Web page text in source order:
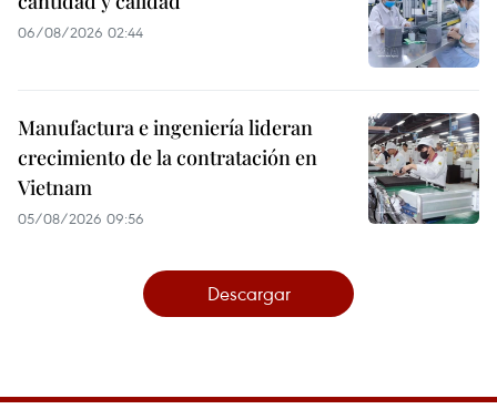
06/08/2026 02:44
Manufactura e ingeniería lideran
crecimiento de la contratación en
Vietnam
05/08/2026 09:56
Descargar